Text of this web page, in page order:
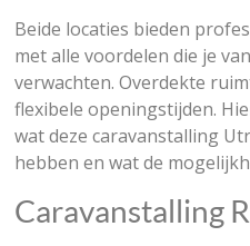
Beide locaties bieden
met alle voordelen die je
verwachten. Overdekte
flexibele openingstijden.
wat deze caravanstalling
hebben en wat de
Caravanstalling